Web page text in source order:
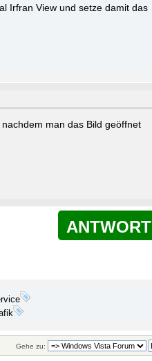
Irfran View und setze damit das
man das Bild geöffnet
ANTWORT
Gehe zu: